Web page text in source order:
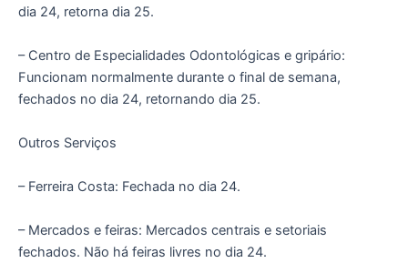
dia 24, retorna dia 25.
– Centro de Especialidades Odontológicas e gripário:
Funcionam normalmente durante o final de semana,
fechados no dia 24, retornando dia 25.
Outros Serviços
– Ferreira Costa: Fechada no dia 24.
– Mercados e feiras: Mercados centrais e setoriais
fechados. Não há feiras livres no dia 24.